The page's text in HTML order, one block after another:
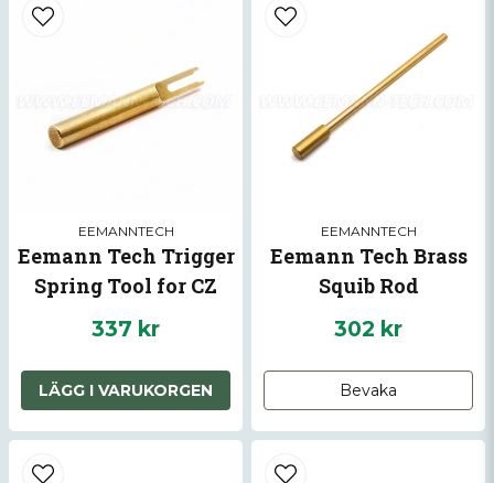
EEMANNTECH
Eemann Tech Trigger
Spring Tool for CZ
337 kr
LÄGG I VARUKORGEN
EEMANNTECH
Eemann Tech Brass
Squib Rod
302 kr
Bevaka